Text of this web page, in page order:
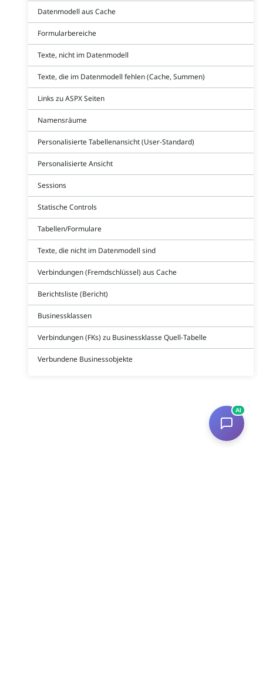
Datenmodell aus Cache
Formularbereiche
Texte, nicht im Datenmodell
Texte, die im Datenmodell fehlen (Cache, Summen)
Links zu ASPX Seiten
Namensräume
Personalisierte Tabellenansicht (User-Standard)
Personalisierte Ansicht
Sessions
Statische Controls
Tabellen/Formulare
Texte, die nicht im Datenmodell sind
Verbindungen (Fremdschlüssel) aus Cache
Berichtsliste (Bericht)
Businessklassen
Verbindungen (FKs) zu Businessklasse Quell-Tabelle
Verbundene Businessobjekte
AI